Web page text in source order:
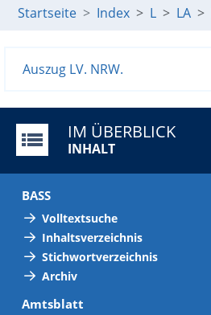
Startseite Index L LA
Auszug LV. NRW.
IM ÜBERBLICK
INHALT
BASS
Volltextsuche
Inhaltsverzeichnis
Stichwortverzeichnis
Archiv
Amtsblatt